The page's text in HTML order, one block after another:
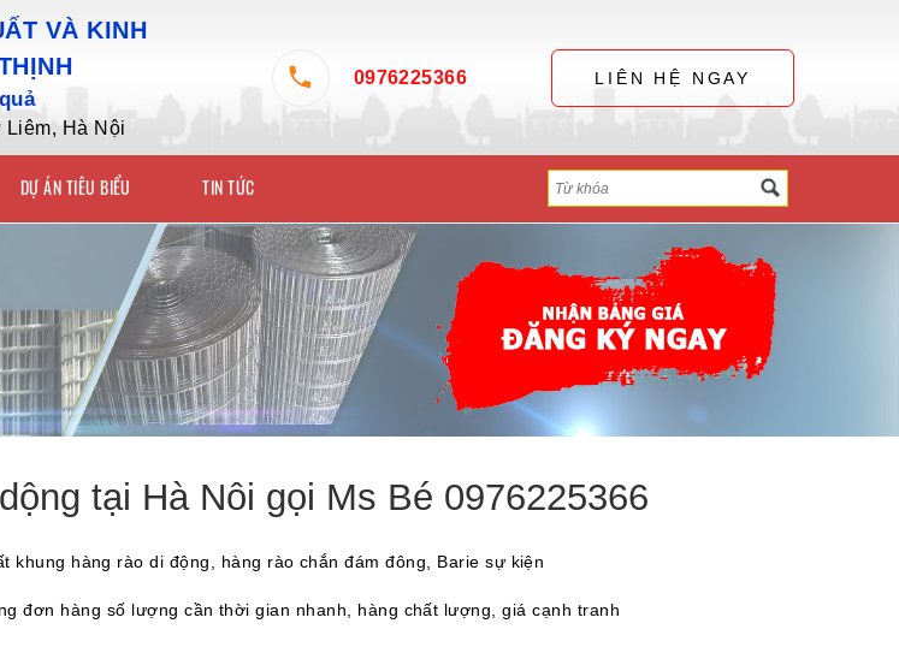
VÀ KINH
Hà Nội
0976225366 LIÊN HỆ NGAY
DỰ ÁN TIÊU BIỂU TIN TỨC
tại Hà Nôi gọi Ms Bé 0976225366
khung hàng rào di động, hàng rào chắn đám đông, Barie sự kiện
đơn hàng số lượng cần thời gian nhanh, hàng chất lượng, giá cạnh tranh